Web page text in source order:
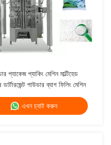
প্যাকেজ প্যাকিং মেশিন মাল্টিহেড
ডার্টারজেন্ট পাউডার ব্যাগ ফিলিং মেশিন
এখন চ্যাট করুন